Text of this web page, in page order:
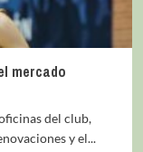
mercado
del club,
y el...